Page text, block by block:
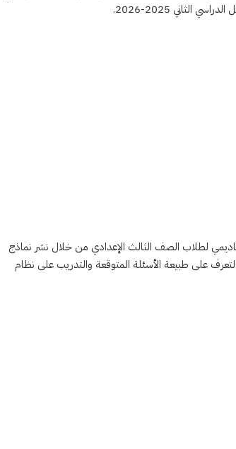
2025-2026.
لطلاب الصف الثالث الإعدادي من خلال نشر نماذج
على طبيعة الأسئلة المتوقعة والتدريب على نظام